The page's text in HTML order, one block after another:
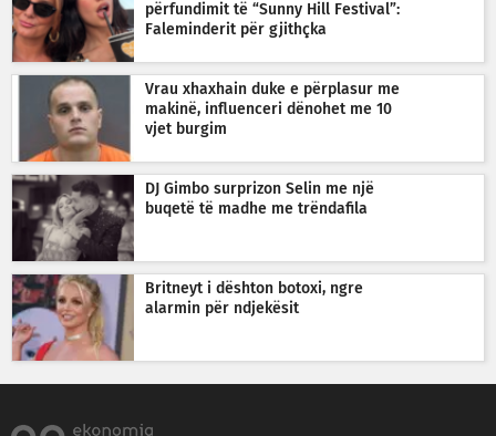
përfundimit të “Sunny Hill Festival”:
Faleminderit për gjithçka
Vrau xhaxhain duke e përplasur me
makinë, influenceri dënohet me 10
vjet burgim
DJ Gimbo surprizon Selin me një
buqetë të madhe me trëndafila
Britneyt i dështon botoxi, ngre
alarmin për ndjekësit